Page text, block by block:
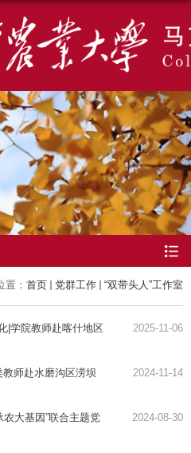
置： 首页 党群工作 “双带头人”工作室
|学院教师赴喀什地区
2025-11-06
师赴水磨沟区涝坝
2024-11-14
大基因”联合主题党
2024-08-30